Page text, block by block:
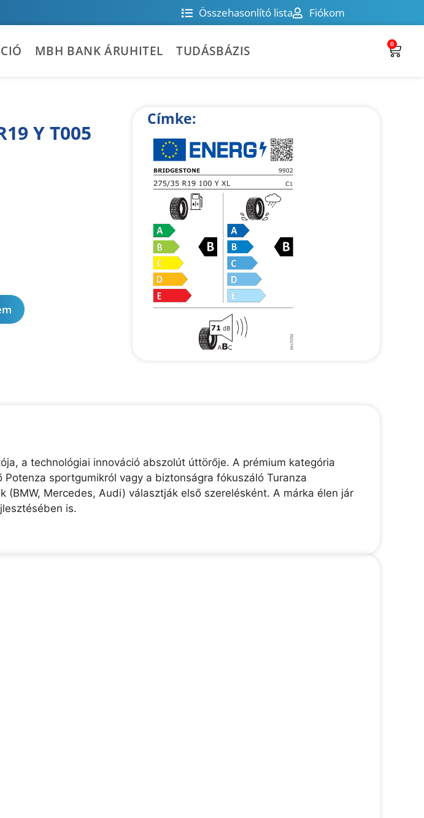
Összehasonlító lista Fiókom
MBH BANK ÁRUHITEL TUDÁSBÁZIS 0
Y T005
Címke:
a technológiai innováció abszolút úttörője. A prémium kategória
sportgumikról vagy a biztonságra fókuszáló Turanza
Mercedes, Audi) választják első szerelésként. A márka élen jár
is.